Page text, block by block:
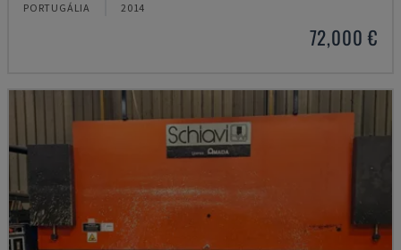
PORTUGÁLIA 2014
72,000 €